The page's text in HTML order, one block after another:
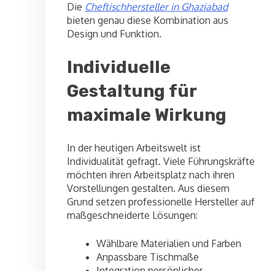
Die Cheftischhersteller in Ghaziabad
bieten genau diese Kombination aus
Design und Funktion.
Individuelle
Gestaltung für
maximale Wirkung
In der heutigen Arbeitswelt ist
Individualität gefragt. Viele Führungskräfte
möchten ihren Arbeitsplatz nach ihren
Vorstellungen gestalten. Aus diesem
Grund setzen professionelle Hersteller auf
maßgeschneiderte Lösungen:
Wählbare Materialien und Farben
Anpassbare Tischmaße